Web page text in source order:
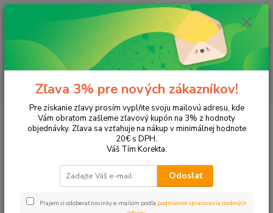
Hľadať
ks
za 0,00 EUR
Tonery a náplne do tlačiarní Hewlett Packard
HP DeskJet
DeskJet Ink Advantage 4625
DeskJet Ink Advantage 4625
Upresniť parametre
Zľava 3% pre nových zákazníkov!
Pre získanie zľavy prosím vyplňte svoju mailovú adresu, kde
Vám obratom zašleme zľavový kupón na 3% z hodnoty
objednávky. Zľava sa vzťahuje na nákup v minimálnej hodnote
20€ s DPH.
Váš Tím Korekta.
Odoslať
Prajem si odoberať novinky e-mailom podľa podmienok spracovania osobných